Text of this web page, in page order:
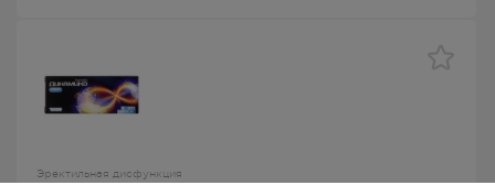
Эректильная дисфункция